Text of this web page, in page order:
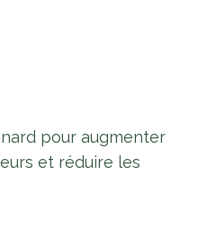
pour augmenter
et réduire les